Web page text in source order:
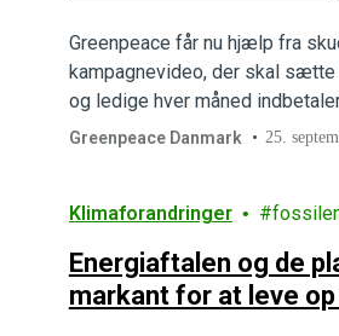
Greenpeace får nu hjælp fra
kampagnevideo, der skal
og ledige hver måned
Greenpeace Danmark 25.
Klimaforandringer
Energiaftalen og de
markant for at leve